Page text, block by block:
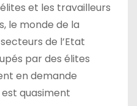
et les travailleurs
le monde de la
de l’Etat
par des élites
en demande
quasiment